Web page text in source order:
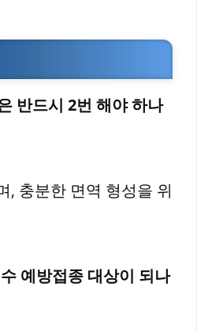
반드시 2번 해야 하나
, 충분한 면역 형성을 위
예방접종 대상이 되나